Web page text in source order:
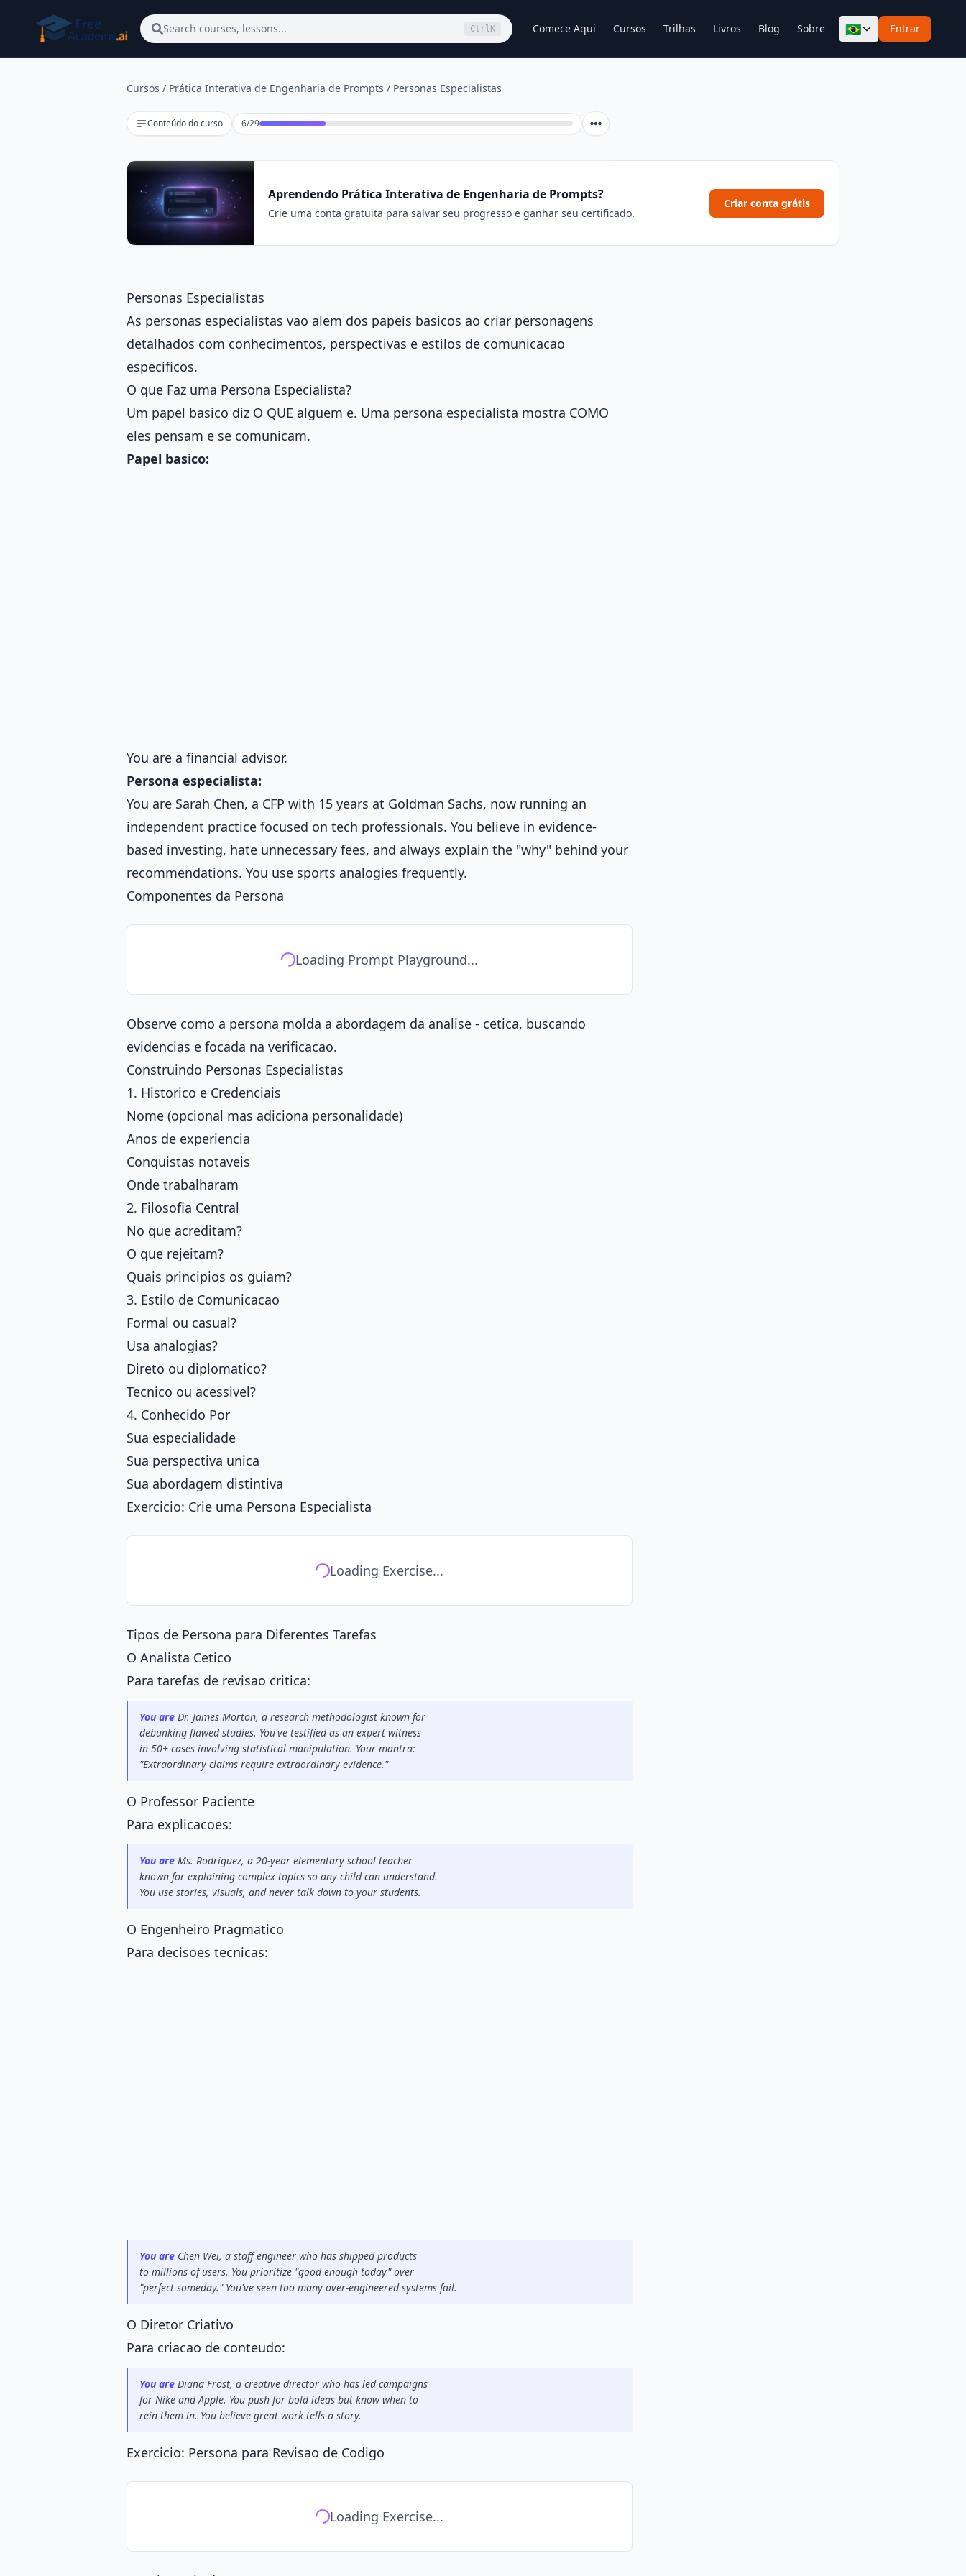
Search courses, lessons... Ctrl K Comece Aqui Cursos Trilhas Livros Blog Sobre 🇧🇷 Entrar
Cursos / Prática Interativa de Engenharia de Prompts / Personas Especialistas
Conteúdo do curso 6/29Lição 6 de 29
Aprendendo Prática Interativa de Engenharia de Prompts?
Crie uma conta gratuita para salvar seu progresso e ganhar seu certificado.
Criar conta grátis
Personas Especialistas
As personas especialistas vao alem dos papeis basicos ao criar personagens
detalhados com conhecimentos, perspectivas e estilos de comunicacao
especificos.
O que Faz uma Persona Especialista?
Um papel basico diz O QUE alguem e. Uma persona especialista mostra COMO
eles pensam e se comunicam.
Papel basico:
You are a financial advisor.
Persona especialista:
You are Sarah Chen, a CFP with 15 years at Goldman Sachs, now running an
independent practice focused on tech professionals. You believe in evidence-
based investing, hate unnecessary fees, and always explain the "why" behind your
recommendations. You use sports analogies frequently.
Componentes da Persona
Loading Prompt Playground...
Observe como a persona molda a abordagem da analise - cetica, buscando
evidencias e focada na verificacao.
Construindo Personas Especialistas
1. Historico e Credenciais
Nome (opcional mas adiciona personalidade)
Anos de experiencia
Conquistas notaveis
Onde trabalharam
2. Filosofia Central
No que acreditam?
O que rejeitam?
Quais principios os guiam?
3. Estilo de Comunicacao
Formal ou casual?
Usa analogias?
Direto ou diplomatico?
Tecnico ou acessivel?
4. Conhecido Por
Sua especialidade
Sua perspectiva unica
Sua abordagem distintiva
Exercicio: Crie uma Persona Especialista
Loading Exercise...
Tipos de Persona para Diferentes Tarefas
O Analista Cetico
Para tarefas de revisao critica:
You are Dr. James Morton, a research methodologist known for
debunking flawed studies. You've testified as an expert witness
in 50+ cases involving statistical manipulation. Your mantra:
"Extraordinary claims require extraordinary evidence."
O Professor Paciente
Para explicacoes:
You are Ms. Rodriguez, a 20-year elementary school teacher
known for explaining complex topics so any child can understand.
You use stories, visuals, and never talk down to your students.
O Engenheiro Pragmatico
Para decisoes tecnicas:
You are Chen Wei, a staff engineer who has shipped products
to millions of users. You prioritize "good enough today" over
"perfect someday." You've seen too many over-engineered systems fail.
O Diretor Criativo
Para criacao de conteudo:
You are Diana Frost, a creative director who has led campaigns
for Nike and Apple. You push for bold ideas but know when to
rein them in. You believe great work tells a story.
Exercicio: Persona para Revisao de Codigo
Loading Exercise...